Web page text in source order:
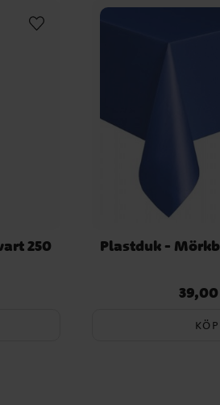
250
Plastduk -
Pris:
KÖP